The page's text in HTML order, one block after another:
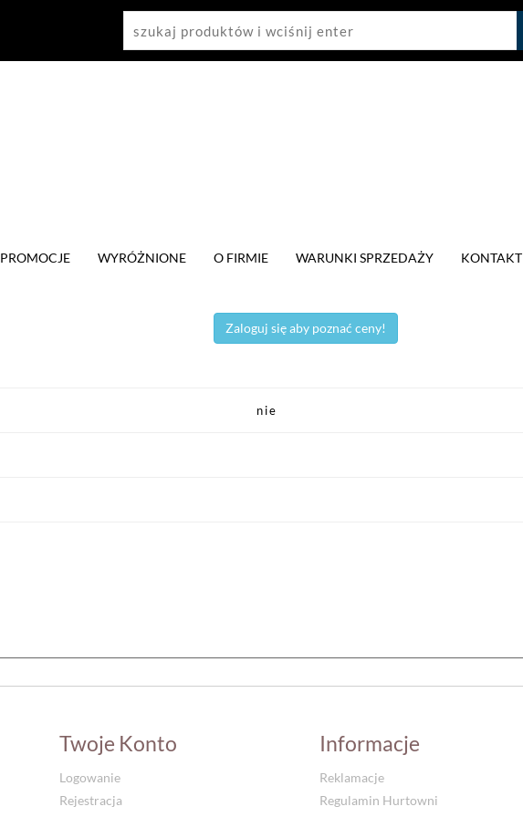
PROMOCJE WYRÓŻNIONE O FIRMIE WARUNKI SPRZEDAŻY KONTAKT
Zaloguj się aby poznać ceny!
nie
Twoje Konto
Logowanie
Rejestracja
Informacje
Reklamacje
Regulamin Hurtowni